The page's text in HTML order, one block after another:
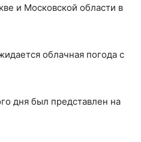
и Московской области в
облачная погода с
дня был представлен на